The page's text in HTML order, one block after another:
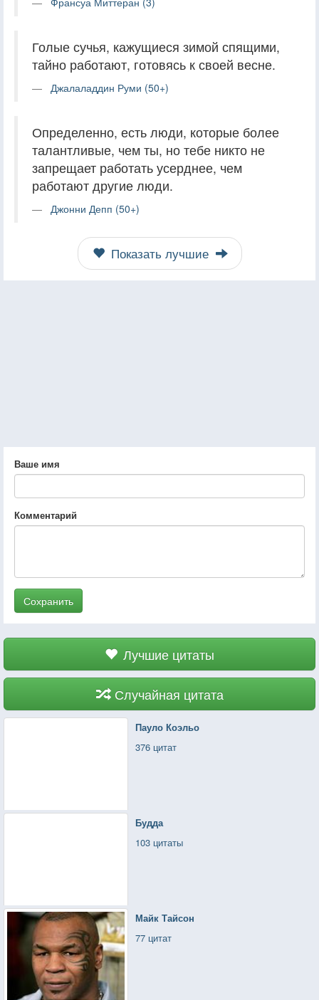
Голые сучья, кажущиеся зимой спящими,
тайно работают, готовясь к своей весне.
Джалаладдин Руми (50+)
Определенно, есть люди, которые более
талантливые, чем ты, но тебе никто не
запрещает работать усерднее, чем
работают другие люди.
Джонни Депп (50+)
Показать лучшие
Ваше имя
Комментарий
Сохранить
Лучшие цитаты
Случайная цитата
Пауло Коэльо
376 цитат
Будда
103 цитаты
Майк Тайсон
77 цитат